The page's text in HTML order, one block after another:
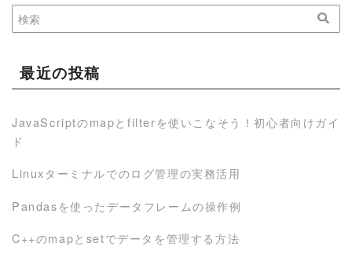
最近の投稿
JavaScriptのmapとfilterを使いこなそう！初心者向けガイ
ド
Linuxターミナルでのログ管理の実務活用
Pandasを使ったデータフレームの操作例
C++のmapとsetでデータを管理する方法